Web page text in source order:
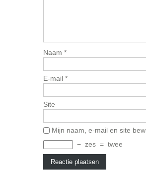
Naam *
E-mail *
Site
Mijn naam, e-mail en site
− zes = twee